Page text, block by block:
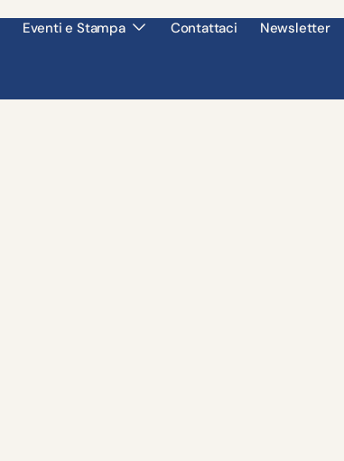
Eventi e Stampa Contattaci Newsletter